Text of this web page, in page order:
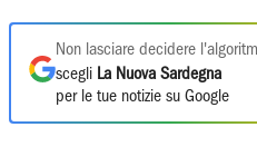
Non lasciare decidere
scegli La Nuova Sardegna
per le tue notizie su Google